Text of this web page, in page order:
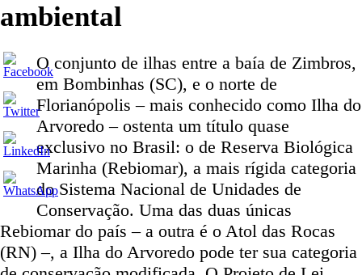
ambiental
O conjunto de ilhas entre a baía de Zimbros,
em Bombinhas (SC), e o norte de
Florianópolis – mais conhecido como Ilha do
Arvoredo – ostenta um título quase
exclusivo no Brasil: o de Reserva Biológica
Marinha (Rebiomar), a mais rígida categoria
do Sistema Nacional de Unidades de
Conservação. Uma das duas únicas
Rebiomar do país – a outra é o Atol das Rocas
(RN) –, a Ilha do Arvoredo pode ter sua categoria